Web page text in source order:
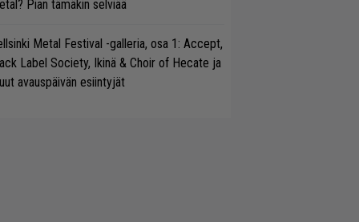
Pian tämäkin selviää
Metal Festival -galleria, osa 1: Accept,
Label Society, Ikinä & Choir of Hecate ja
avauspäivän esiintyjät